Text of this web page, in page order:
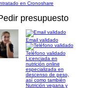
en Cronoshare
presupuesto
Email validado
Teléfono validado
Licenciada en
nutrición online
especializada en
descenso de peso,
así como también
Nutrición vegana y